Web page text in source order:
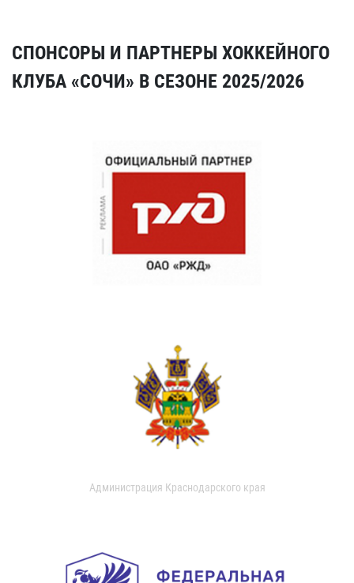
СПОНСОРЫ И ПАРТНЕРЫ ХОККЕЙНОГО
КЛУБА «СОЧИ» В СЕЗОНЕ 2025/2026
Администрация Краснодарского края